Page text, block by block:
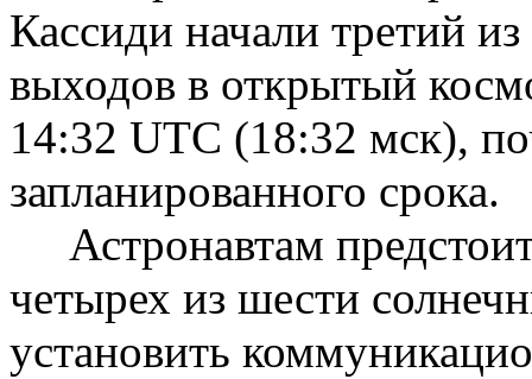
Кассиди начали третий
выходов в открытый
14:32 UTC (18:32 мск),
запланированного срока.
Астронавтам
четырех из шести
установить